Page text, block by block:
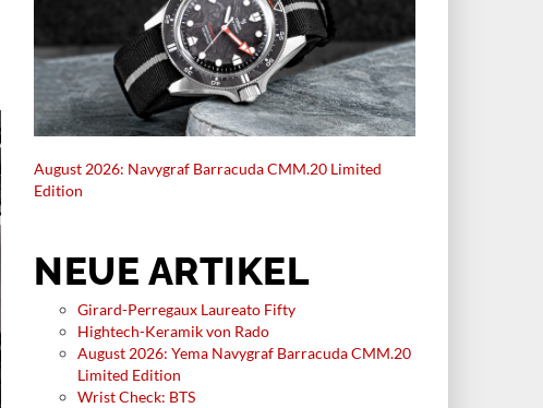
August 2026: Navygraf Barracuda CMM.20 Limited
Edition
NEUE ARTIKEL
Girard-Perregaux Laureato Fifty
Hightech-Keramik von Rado
August 2026: Yema Navygraf Barracuda CMM.20
Limited Edition
Wrist Check: BTS